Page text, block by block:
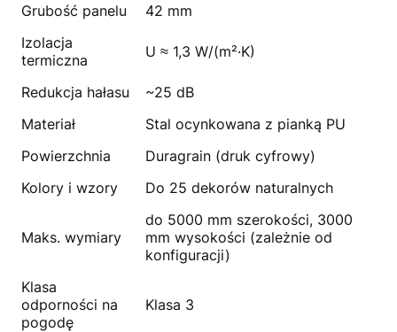
Grubość panelu
42 mm
Izolacja
termiczna
U ≈ 1,3 W/(m²·K)
Redukcja hałasu
~25 dB
Materiał
Stal ocynkowana z pianką PU
Powierzchnia
Duragrain (druk cyfrowy)
Kolory i wzory
Do 25 dekorów naturalnych
Maks. wymiary
do 5000 mm szerokości, 3000
mm wysokości (zależnie od
konfiguracji)
Klasa
odporności na
pogodę
Klasa 3